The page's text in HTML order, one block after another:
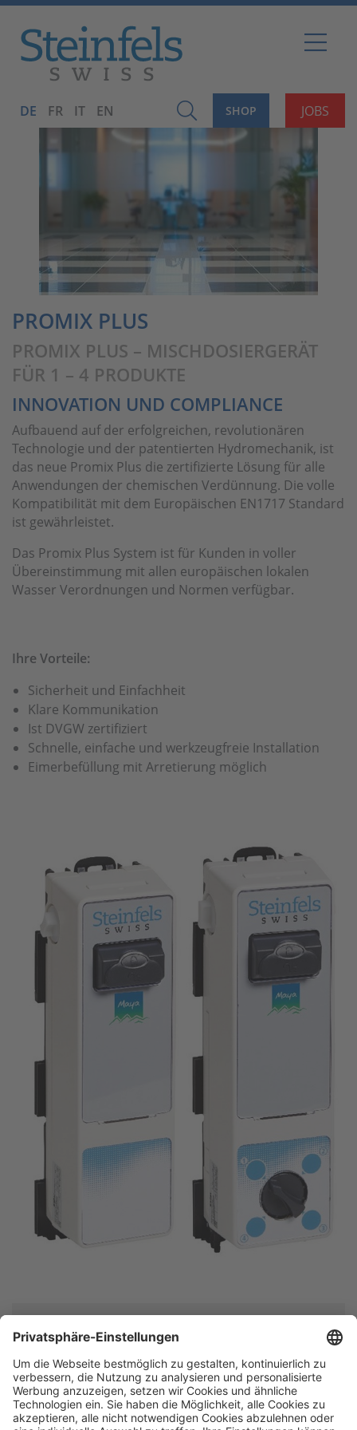
JOBS
SHOP
DE FR IT EN
PROMIX PLUS
PROMIX PLUS – MISCHDOSIERGERÄT
FÜR 1 – 4 PRODUKTE
INNOVATION UND COMPLIANCE
Aufbauend auf der erfolgreichen, revolutionären
Technologie und der patentierten Hydromechanik, ist
das neue Promix Plus die zertifizierte Lösung für alle
Anwendungen der chemischen Verdünnung. Die volle
Kompatibilität mit dem Europäischen EN1717 Standard
ist gewährleistet.
Das Promix Plus System ist für Kunden in voller
Übereinstimmung mit allen europäischen lokalen
Wasser Verordnungen und Normen verfügbar.
Ihre Vorteile:
Sicherheit und Einfachheit
Klare Kommunikation
Ist DVGW zertifiziert
Schnelle, einfache und werkzeugfreie Installation
Eimerbefüllung mit Arretierung möglich